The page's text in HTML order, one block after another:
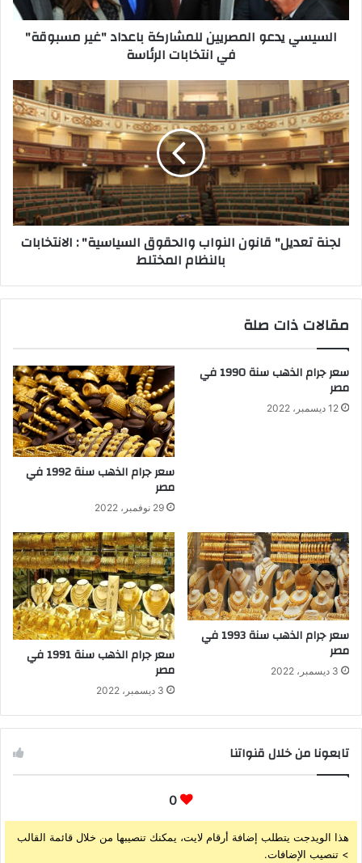
السيسي يدعو المصريين للمشاركة باعداد "غير مسبوقة"
في انتخابات الرئاسة
لجنة تعديل" قانون النواب والحقوق السياسية" : الانتخابات
بالنظام المختلط
مقالات ذات صلة
سعر جرام الذهب سنة 1990 في
مصر
12 ديسمبر، 2022
سعر جرام الذهب سنة 1992 في
مصر
29 نوفمبر، 2022
سعر جرام الذهب سنة 1993 في
مصر
3 ديسمبر، 2022
سعر جرام الذهب سنة 1991 في
مصر
3 ديسمبر، 2022
تابعونا من خلال قنواتنا
0
هذا الويدجت يتطلب إضافة أرقام لايت، يمكنك تنصيبها من خلال قائمة القالب
> تنصيب الإضافات.